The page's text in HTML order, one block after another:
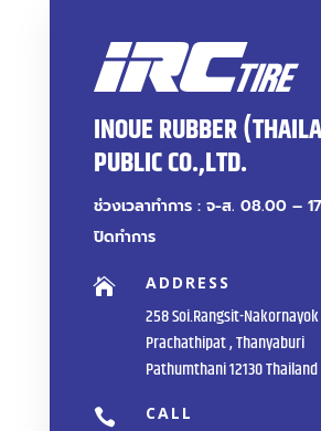
INOUE RUBBER
PUBLIC CO.,LTD.
ช่วงเวลาทำการ : จ-ส. 08.00 –
ปิดทำการ
 ADDRESS
258 Soi.Rangsit-
Prachathipat , Thanyaburi
Pathumthani 12130 Thailand
 CALL